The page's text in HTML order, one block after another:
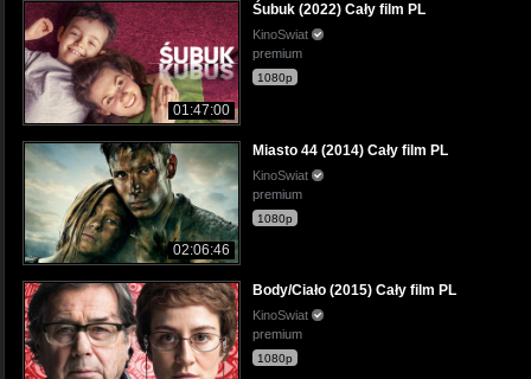
01:47:00
Śubuk (2022) Cały film PL
KinoSwiat
premium
1080p
02:06:46
Miasto 44 (2014) Cały film PL
KinoSwiat
premium
1080p
Body/Ciało (2015) Cały film PL
KinoSwiat
premium
1080p